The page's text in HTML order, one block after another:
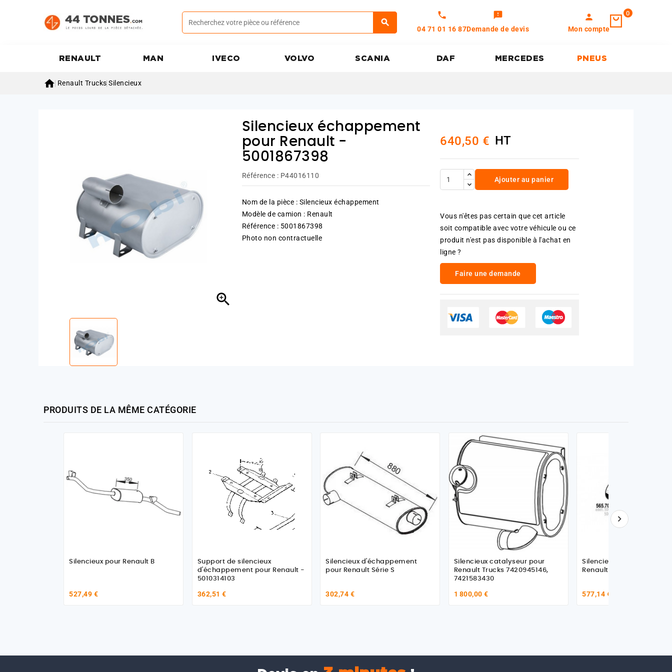
call
04 71 01 16 87
feedback
Demande de devis
person
Mon compte
0
RENAULT MAN IVECO VOLVO SCANIA DAF MERCEDES PNEUS
 Renault Trucks Silencieux

Silencieux échappement
pour Renault -
5001867398
Référence : P44016110
Nom de la pièce : Silencieux échappement
Modèle de camion : Renault
Référence : 5001867398
Photo non contractuelle
640,50 € HT
Ajouter au panier
Vous n'êtes pas certain que cet article
soit compatible avec votre véhicule ou ce
produit n'est pas disponible à l'achat en
ligne ?
Faire une demande
PRODUITS DE LA MÊME CATÉGORIE
Silencieux pour Renault B
527,49 €
Support de silencieux
d'échappement pour Renault -
5010314103
362,51 €
Silencieux d'échappement
pour Renault Série S
302,74 €
Silencieux catalyseur pour
Renault Trucks 7420945146,
7421583430
1 800,00 €
Silencieux échappement
Renault Gamme R
577,14 €
